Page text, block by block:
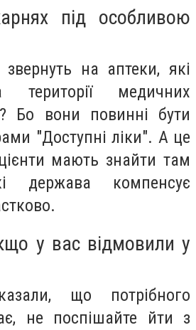
під особливою
на аптеки, які
медичних
Бо вони повинні бути
"Доступні ліки". А це
мають знайти там
держава компенсує
у вас відмовили у
що потрібного
не поспішайте йти з